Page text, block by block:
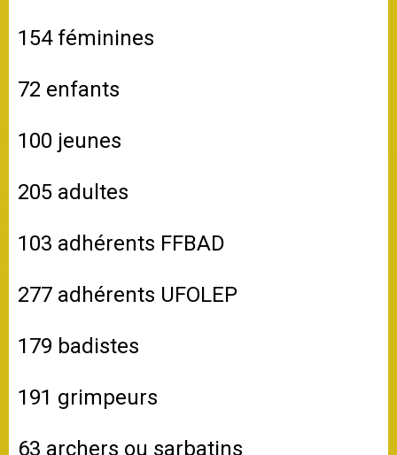
154 féminines
72 enfants
100 jeunes
205 adultes
103 adhérents FFBAD
277 adhérents UFOLEP
179 badistes
191 grimpeurs
63 archers ou sarbatins